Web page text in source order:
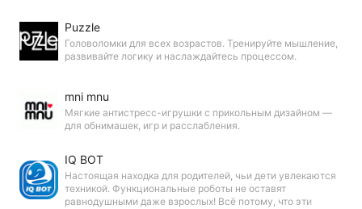
Puzzle
Головоломки для всех возрастов. Тренируйте мышление,
развивайте логику и наслаждайтесь процессом.
mni mnu
Мягкие антистресс-игрушки с прикольным дизайном —
для обнимашек, игр и расслабления.
IQ BOT
Настоящая находка для родителей, чьи дети увлекаются
техникой. Функциональные роботы не оставят
равнодушными даже взрослых! Всё потому, что эти